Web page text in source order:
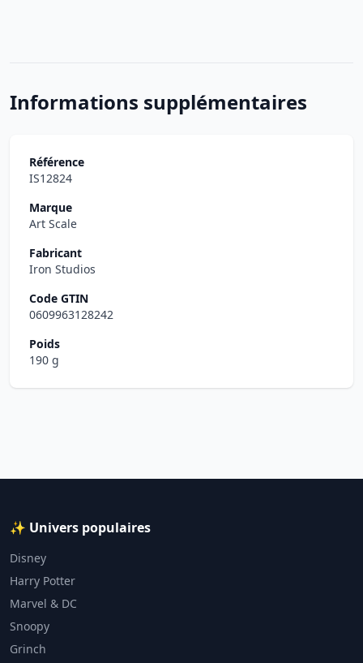
Informations supplémentaires
Référence
IS12824
Marque
Art Scale
Fabricant
Iron Studios
Code GTIN
0609963128242
Poids
190 g
✨ Univers populaires
Disney
Harry Potter
Marvel & DC
Snoopy
Grinch